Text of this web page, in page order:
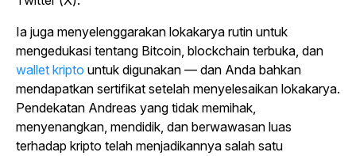
Ia juga menyelenggarakan lokakarya rutin untuk
mengedukasi tentang Bitcoin, blockchain terbuka, dan
wallet kripto untuk digunakan — dan Anda bahkan
mendapatkan sertifikat setelah menyelesaikan lokakarya.
Pendekatan Andreas yang tidak memihak,
menyenangkan, mendidik, dan berwawasan luas
terhadap kripto telah menjadikannya salah satu